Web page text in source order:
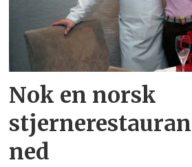
Nok en norsk
ned